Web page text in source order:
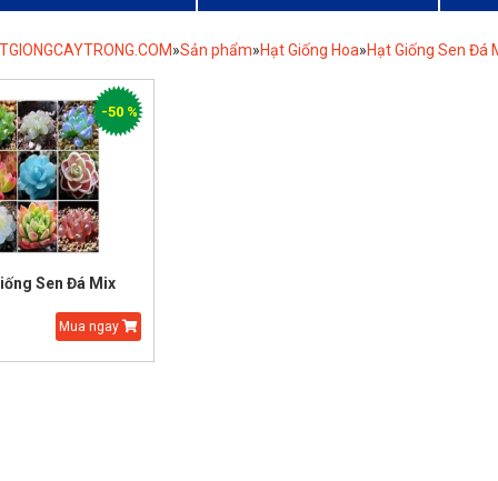
»Sản phẩm»Hạt Giống Hoa»Hạt Giống Sen Đá
Sen Đá Mix
Mua ngay
-50 %